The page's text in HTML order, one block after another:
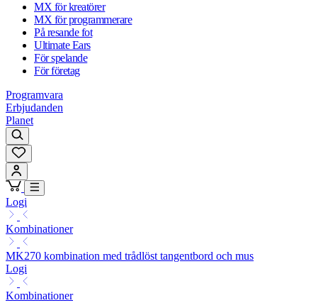
MX för kreatörer
MX för programmerare
På resande fot
Ultimate Ears
För spelande
För företag
Programvara
Erbjudanden
Planet
Logi
Kombinationer
MK270 kombination med trådlöst tangentbord och mus
Logi
Kombinationer